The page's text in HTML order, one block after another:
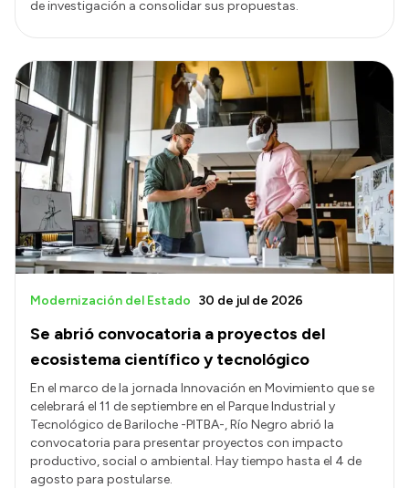
de investigación a consolidar sus propuestas.
Se abrió convocatoria a proyectos del
ecosistema científico y tecnológico
Modernización del Estado 30 de jul de 2026
En el marco de la jornada Innovación en Movimiento que se
celebrará el 11 de septiembre en el Parque Industrial y
Tecnológico de Bariloche -PITBA-, Río Negro abrió la
convocatoria para presentar proyectos con impacto
productivo, social o ambiental. Hay tiempo hasta el 4 de
agosto para postularse.